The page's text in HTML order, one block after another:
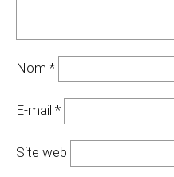
Nom *
E-mail *
Site web